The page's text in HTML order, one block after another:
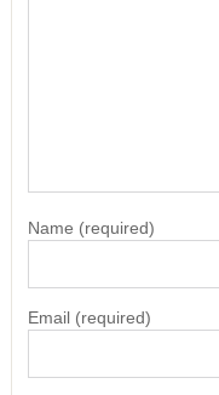
Name (required)
Email(required)